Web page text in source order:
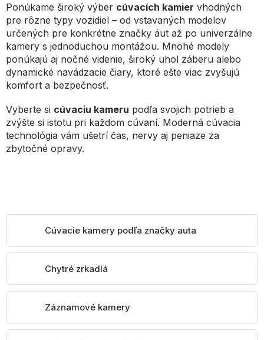
Ponúkame široký výber cúvacích kamier vhodných
pre rôzne typy vozidiel – od vstavaných modelov
určených pre konkrétne značky áut až po univerzálne
kamery s jednoduchou montážou. Mnohé modely
ponúkajú aj nočné videnie, široký uhol záberu alebo
dynamické navádzacie čiary, ktoré ešte viac zvyšujú
komfort a bezpečnosť.
Vyberte si cúvaciu kameru podľa svojich potrieb a
zvýšte si istotu pri každom cúvaní. Moderná cúvacia
technológia vám ušetrí čas, nervy aj peniaze za
zbytočné opravy.
Cúvacie kamery podľa značky auta
Chytré zrkadlá
Záznamové kamery